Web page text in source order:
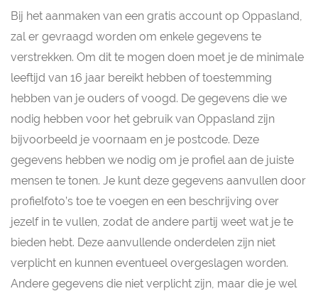
Bij het aanmaken van een gratis account op Oppasland,
zal er gevraagd worden om enkele gegevens te
verstrekken. Om dit te mogen doen moet je de minimale
leeftijd van 16 jaar bereikt hebben of toestemming
hebben van je ouders of voogd. De gegevens die we
nodig hebben voor het gebruik van Oppasland zijn
bijvoorbeeld je voornaam en je postcode. Deze
gegevens hebben we nodig om je profiel aan de juiste
mensen te tonen. Je kunt deze gegevens aanvullen door
profielfoto’s toe te voegen en een beschrijving over
jezelf in te vullen, zodat de andere partij weet wat je te
bieden hebt. Deze aanvullende onderdelen zijn niet
verplicht en kunnen eventueel overgeslagen worden.
Andere gegevens die niet verplicht zijn, maar die je wel